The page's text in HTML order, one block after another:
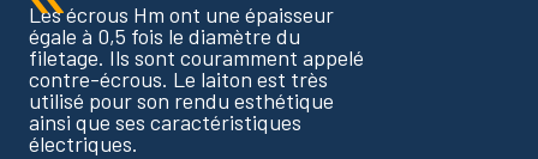
Les écrous Hm ont une épaisseur
égale à 0,5 fois le diamètre du
filetage. Ils sont couramment appelé
contre-écrous. Le laiton est très
utilisé pour son rendu esthétique
ainsi que ses caractéristiques
électriques.